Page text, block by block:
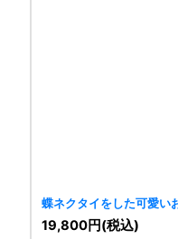
蝶ネクタイをした可愛い
[9860]
19,800円(税込)